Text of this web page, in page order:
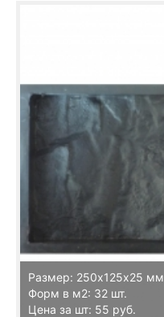
Размер: 250х125х25 мм
Форм в м2: 32 шт.
Цена за шт: 55 руб.